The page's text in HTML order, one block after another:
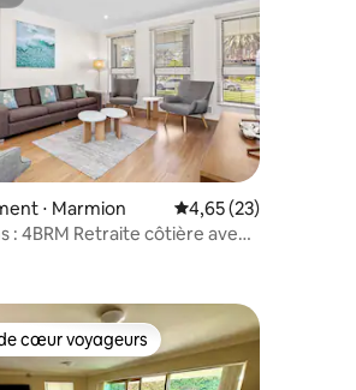
la base de 12 commentaires : 4,92 sur 5
⋅ Marmion Évaluation moyenne
4,65 (23)
: 4BRM Retraite côtière avec
cœur voyageurs les plus appréciés
cœur voyageurs